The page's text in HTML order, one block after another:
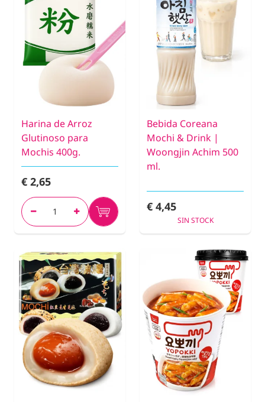
Harina de Arroz
Glutinoso para
Mochis 400g.
€ 2,65
Bebida Coreana
Mochi & Drink |
Woongjin Achim 500
ml.
€ 4,45
SIN STOCK